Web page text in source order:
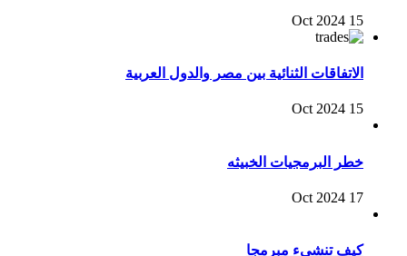
15 Oct 2024
الاتفاقات الثنائية بين مصر والدول العربية
15 Oct 2024
خطر البرمجيات الخبيثه
17 Oct 2024
كيف تنشيء مبرمجا